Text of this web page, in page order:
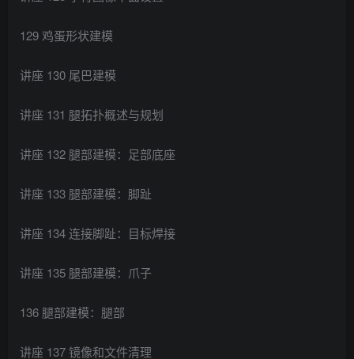
129 鸡蛋形状建模
讲座 130 尾巴建模
讲座 131 腿拓扑概述与规划
讲座 132 腿部建模：足部底座
讲座 133 腿部建模：脚趾
讲座 134 连接脚趾：目标焊接
讲座 135 腿部建模：爪子
136 腿部建模：腿部
讲座 137 镜像和文件清理